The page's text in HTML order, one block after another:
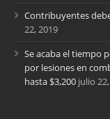
Contribuyentes
22, 2019
Se acaba el tiempo
por lesiones en
hasta $3,200 julio